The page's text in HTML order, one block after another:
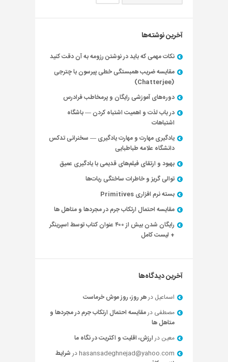
آخرین نوشته‌ها
نکات مهمی که باید در نوشتن رزومه به آن دقت کنید
مقایسه ضریب همبستگی خطی پیرسون با چترجی
(Chatterjee)
دوره‌های آموزشی رایگان و پرمخاطب فرادرس
در باب لذت و اهمیت اشتباه کردن — باشگاه
اشتباهات
یادگیری مهارت و مهارت یادگیری — سخنرانی تدکس
دانشگاه علامه طباطبایی
بهبود و ارتقای فیلم‌های قدیمی با یادگیری عمیق
توالی گریز و خاطرات ساختگی ربات‌ها
بسته نرم افزاری Primitives
مقایسه احتمال ارتکاب جرم در مجردها و متاهل ها
رایگان شدن بیش از ۴۰۰ عنوان کتاب توسط اسپرینگر
+ لیست کامل
آخرین دیدگاه‌ها
اسماعیل درهر روز، روز موش خرماست
مصطفی درمقایسه احتمال ارتکاب جرم در مجردها و
متاهل ها
معین درارزش، اقلیت و اکثریت در نگاه ما
hasansadeghnejad@yahoo.com درشرایط